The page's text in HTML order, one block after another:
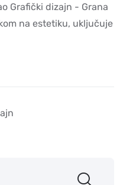
Grafički dizajn - Grana
na estetiku, uključuje